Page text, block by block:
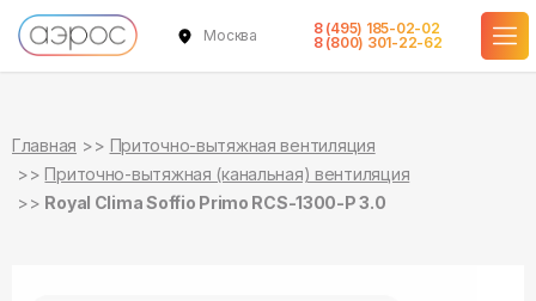
Москва
8 (495) 185-02-02
8 (800) 301-22-62
Главная
Приточно-вытяжная вентиляция
Приточно-вытяжная (канальная) вентиляция
Royal Clima Soffio Primo RCS-1300-P 3.0
в наличии
в наличии
в наличии
в наличии
в наличии
в наличии
в наличии